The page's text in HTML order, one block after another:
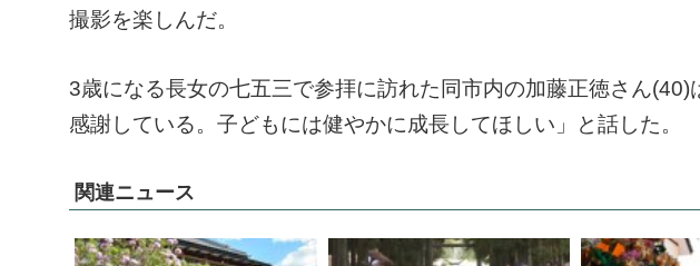
撮影を楽しんだ。
3歳になる長女の七五三で参拝に訪れた同市内の加藤正徳さん
感謝している。子どもには健やかに成長してほしい」と話した。
関連ニュース